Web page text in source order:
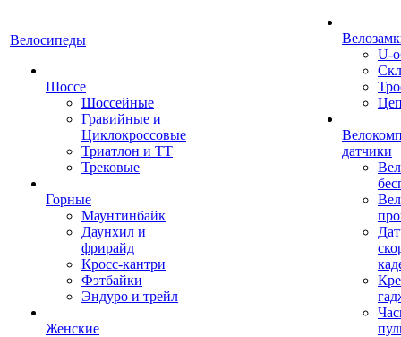
Велосипеды
Шоссе
Шоссейные
Гравийные и
Циклокроссовые
Триатлон и ТТ
Трековые
Горные
Маунтинбайк
Даунхил и
фрирайд
Кросс-кантри
Фэтбайки
Эндуро и трейл
Женские
U-
датчики